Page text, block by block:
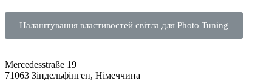
Налаштування властивостей світла для Photo Tuning
Mercedesstraße 19
71063 Зіндельфінген, Німеччина